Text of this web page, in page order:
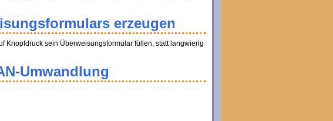
erzeugen
Knopfdruck sein Überweisungsformular füllen, statt langwierig
Umwandlung